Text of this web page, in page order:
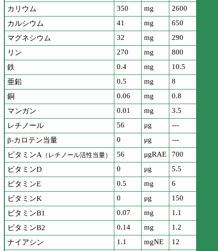
カリウム
350 mg
2600
カルシウム
41 mg
650
マグネシウム
32 mg
290
リン
270 mg
800
鉄
0.4 mg
10.5
亜鉛
0.5 mg
8
銅
0.06 mg
0.8
マンガン
0.01 mg
3.5
レチノール
56 μg
---
β-カロテン当量
0 μg
---
ビタミンA （レチノール活性当量） 56 μgRAE
700
ビタミンD
0 μg
5.5
ビタミンE
0.5 mg
6
ビタミンK
0 μg
150
ビタミンB1
0.07 mg
1.1
ビタミンB2
0.14 mg
1.2
ナイアシン
1.1 mgNE
12